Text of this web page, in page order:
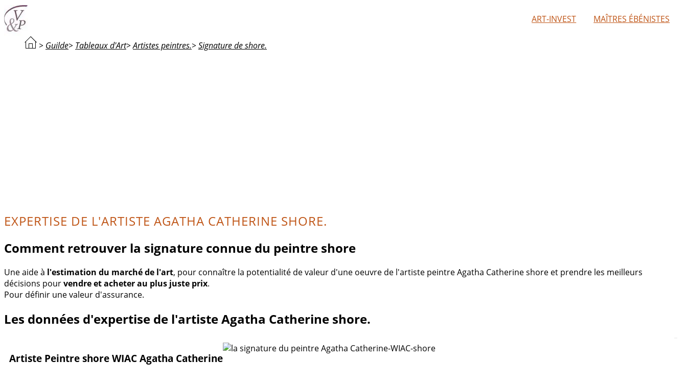
ART-INVEST MAÎTRES ÉBÉNISTES
> Guilde> Tableaux d'Art>Artistes peintres.> Signature de shore.
EXPERTISE DE L'ARTISTE AGATHA CATHERINE SHORE.
Comment retrouver la signature connue du peintre shore
Une aide à l'estimation du marché de l'art, pour connaître la potentialité de valeur d'une oeuvre de l'artiste peintre Agatha Catherine shore et prendre les meilleurs
décisions pourvendre et acheter au plus juste prix.
Pour définir une valeur d'assurance.
Les données d'expertise de l'artiste Agatha Catherine shore.
Artiste Peintre shore WIAC Agatha Catherine